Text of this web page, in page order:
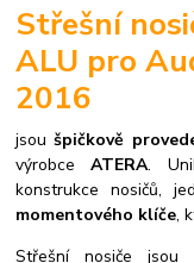
Střešní
ALU pro
2016
jsoušpičkově
výrobceATERA.
konstrukce nosičů,
momentového klíče,
Střešní nosiče jsou